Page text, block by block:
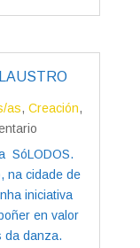
as, Creación,
SóLODOS.
na cidade de
iniciativa
en valor
da danza.